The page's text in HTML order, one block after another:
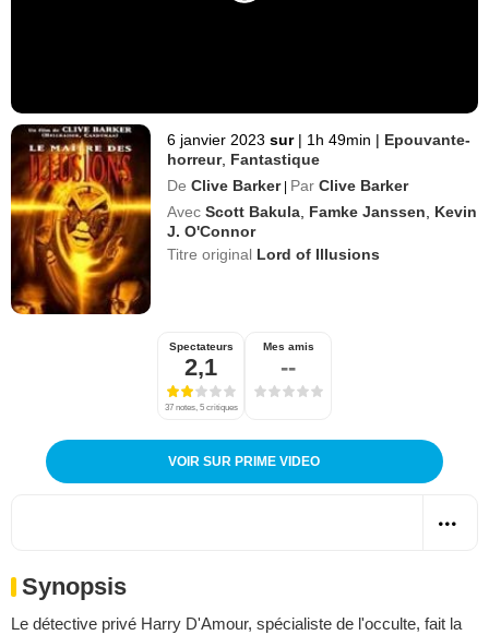
6 janvier 2023 sur | 1h 49min | Epouvante-
horreur, Fantastique
De Clive Barker | Par Clive Barker
Avec Scott Bakula Famke Janssen
Kevin
J. O'Connor
Titre original Lord of Illusions
Spectateurs
2,1
37 notes, 5 critiques
Mes amis
--
VOIR SUR PRIME VIDEO
Synopsis
Le détective privé Harry D'Amour, spécialiste de l'occulte, fait la